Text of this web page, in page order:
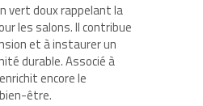
vert doux rappelant la
les salons. Il contribue
et à instaurer un
durable. Associé à
encore le
être.